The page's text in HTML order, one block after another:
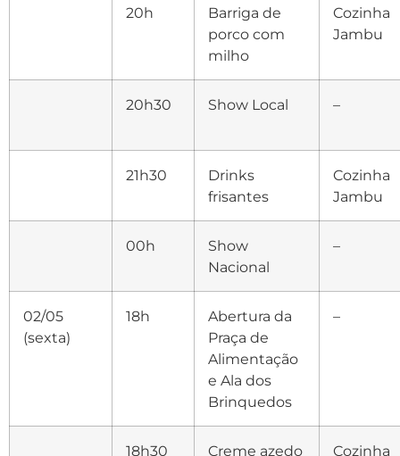
20h
Barriga de
porco com
milho
Cozinha
Jambu
20h30 Show Local –
21h30
Drinks
frisantes
Cozinha
Jambu
00h
Show
Nacional
–
02/05
(sexta)
18h
Abertura da
Praça de
Alimentação
e Ala dos
Brinquedos
–
18h30 Creme azedo Cozinha